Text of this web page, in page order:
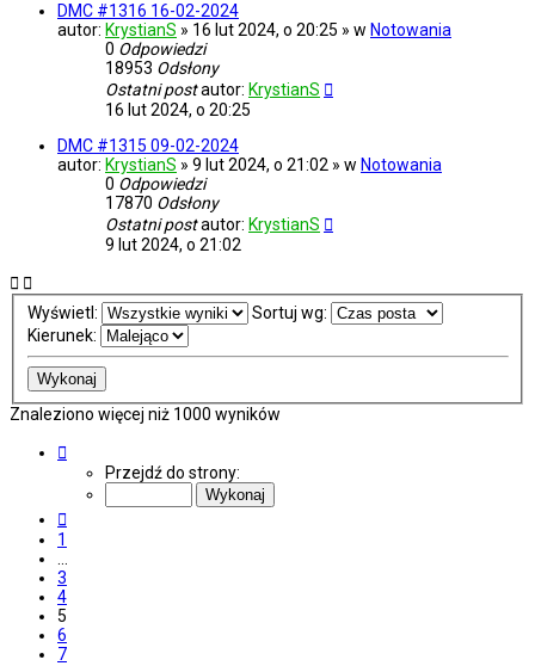
DMC #1316 16-02-2024
autor: KrystianS » 16 lut 2024, o 20:25 » w Notowania
0 Odpowiedzi
18953 Odsłony
Ostatni postautor: KrystianS
16 lut 2024, o 20:25
DMC #1315 09-02-2024
autor: KrystianS » 9 lut 2024, o 21:02 » w Notowania
0 Odpowiedzi
17870 Odsłony
Ostatni postautor: KrystianS
9 lut 2024, o 21:02
Wyświetl:
Sortuj wg:
Kierunek:
Znaleziono więcej niż 1000 wyników
Przejdź do strony:
1
3
4
5
6
7